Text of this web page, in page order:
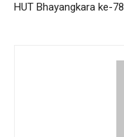
HUT Bhayangkara ke-78